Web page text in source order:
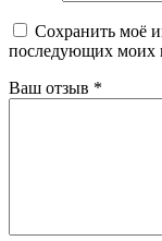
Сохранить моё
последующих моих
Ваш отзыв *